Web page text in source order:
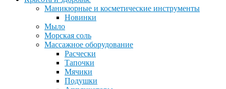
Маникюрные и косметические инструменты
Новинки
Мыло
Морская соль
Массажное оборудование
Расчески
Тапочки
Мячики
Подушки